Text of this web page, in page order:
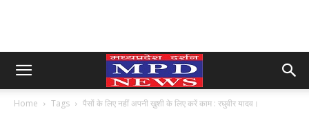
Home Tags पैसों के लिए नहीं अपनी ख़ुशी के लिए करें काम : रघुवीर यादव।